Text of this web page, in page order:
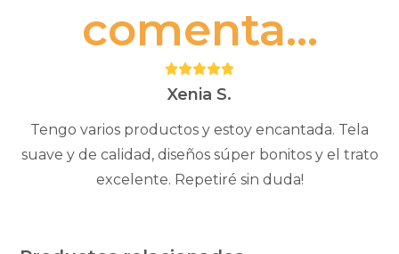
comenta...
Puntuación:
5Xenia S.
Tengo varios productos y estoy encantada. Tela
suave y de calidad, diseños súper bonitos y el trato
excelente. Repetiré sin duda!